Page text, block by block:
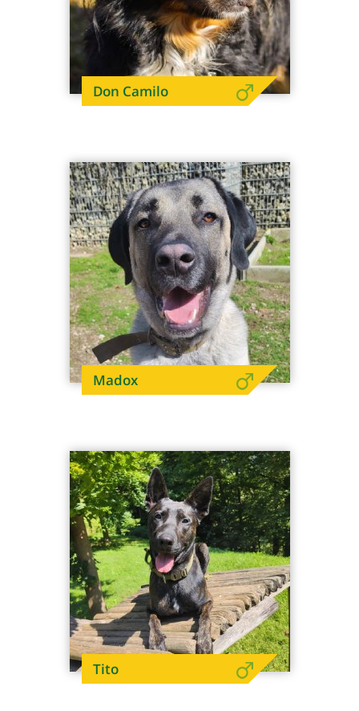
Don Camilo
Madox
Tito